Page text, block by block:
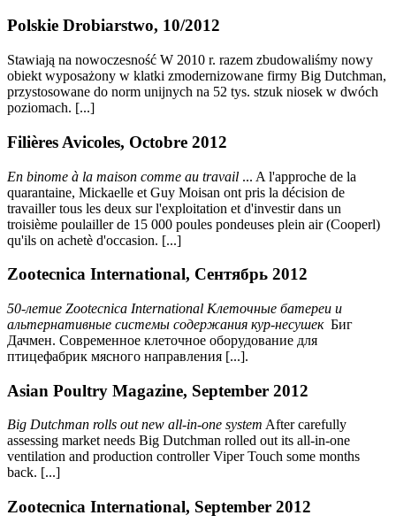
Polskie Drobiarstwo, 10/2012
Stawiają na nowoczesność W 2010 r. razem zbudowaliśmy nowy
obiekt wyposażony w klatki zmodernizowane firmy Big Dutchman,
przystosowane do norm unijnych na 52 tys. stzuk niosek w dwóch
poziomach. [...]
Filières Avicoles, Octobre 2012
En binome à la maison comme au travail ... A l'approche de la
quarantaine, Mickaelle et Guy Moisan ont pris la décision de
travailler tous les deux sur l'exploitation et d'investir dans un
troisième poulailler de 15 000 poules pondeuses plein air (Cooperl)
qu'ils on achetè d'occasion. [...]
Zootecnica International, Сентябрь 2012
50-летие Zootecnica International Клеточные батереи и
альтернативные системы содержания кур-несушек Биг
Дачмен. Современное клеточное оборудование для
птицефабрик мясного направления [...].
Asian Poultry Magazine, September 2012
Big Dutchman rolls out new all-in-one system After carefully
assessing market needs Big Dutchman rolled out its all-in-one
ventilation and production controller Viper Touch some months
back. [...]
Zootecnica International, September 2012